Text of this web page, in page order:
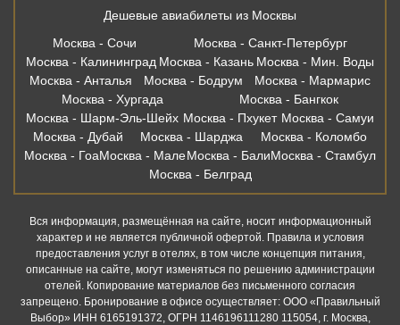
Дешевые авиабилеты из Москвы
Москва - Сочи
Москва - Санкт-Петербург
Москва - Калининград Москва - Казань Москва - Мин. Воды
Москва - Анталья
Москва - Бодрум
Москва - Мармарис
Москва - Хургада
Москва - Бангкок
Москва - Шарм-Эль-Шейх Москва - Пхукет Москва - Самуи
Москва - Дубай
Москва - Шарджа
Москва - Коломбо
Москва - ГоаМосква - МалеМосква - БалиМосква - Стамбул
Москва - Белград
Вся информация, размещённая на сайте, носит информационный
характер и не является публичной офертой. Правила и условия
предоставления услуг в отелях, в том числе концепция питания,
описанные на сайте, могут изменяться по решению администрации
отелей. Копирование материалов без письменного согласия
запрещено. Бронирование в офисе осуществляет: ООО «Правильный
Выбор» ИНН 6165191372, ОГРН 1146196111280 115054, г. Москва,